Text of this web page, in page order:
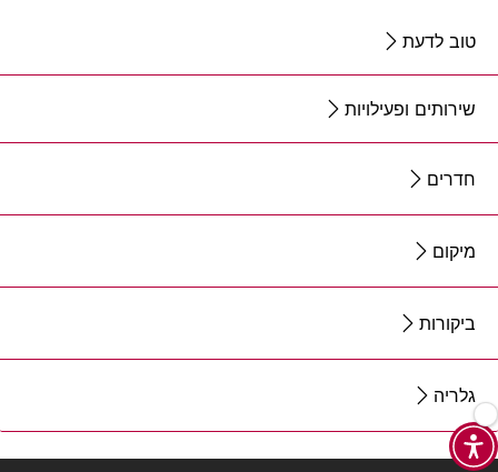
טוב לדעת
שירותים ופעילויות
חדרים
מיקום
ביקורות
גלריה